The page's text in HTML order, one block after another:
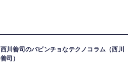
西川善司のバビンチョなテクノコラム（西川
善司）